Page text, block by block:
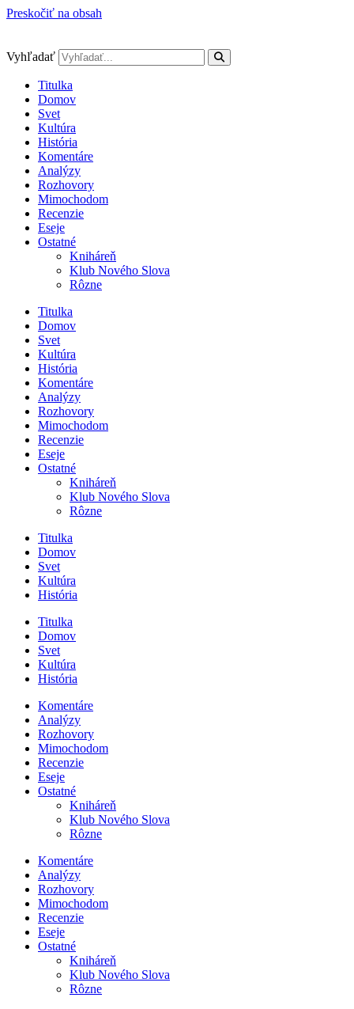
Preskočiť na obsah
Vyhľadať
Titulka
Domov
Svet
Kultúra
História
Komentáre
Analýzy
Rozhovory
Mimochodom
Recenzie
Eseje
Ostatné
Kniháreň
Klub Nového Slova
Rôzne
Titulka
Domov
Svet
Kultúra
História
Komentáre
Analýzy
Rozhovory
Mimochodom
Recenzie
Eseje
Ostatné
Kniháreň
Klub Nového Slova
Rôzne
Titulka
Domov
Svet
Kultúra
História
Titulka
Domov
Svet
Kultúra
História
Komentáre
Analýzy
Rozhovory
Mimochodom
Recenzie
Eseje
Ostatné
Kniháreň
Klub Nového Slova
Rôzne
Komentáre
Analýzy
Rozhovory
Mimochodom
Recenzie
Eseje
Ostatné
Kniháreň
Klub Nového Slova
Rôzne